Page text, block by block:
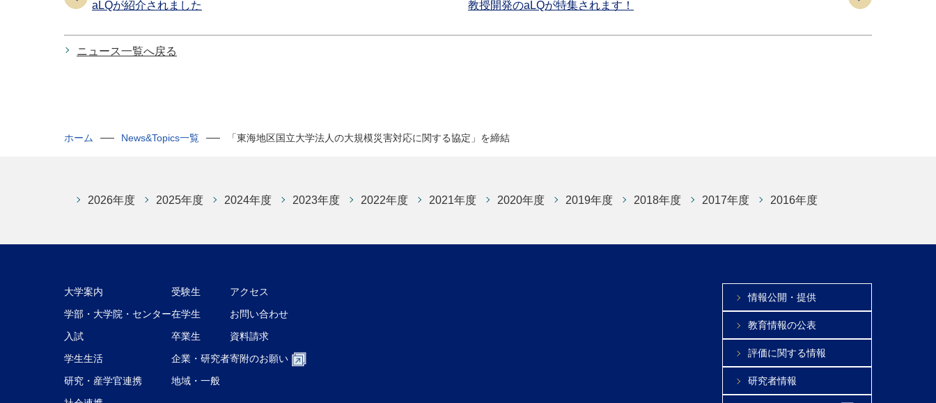
aLQが紹介されました
教授開発のaLQが特集されます！
ニュース一覧へ戻る
ホーム News&Topics一覧 「東海地区国立大学法人の大規模災害対応に関する協定」を締結
2026年度 2025年度 2024年度 2023年度 2022年度 2021年度 2020年度 2019年度 2018年度 2017年度 2016年度
大学案内
学部・大学院・センター
入試
学生生活
研究・産学官連携
受験生
在学生
卒業生
企業・研究者
地域・一般
アクセス
お問い合わせ
資料請求
寄附のお願い
情報公開・提供
教育情報の公表
評価に関する情報
研究者情報